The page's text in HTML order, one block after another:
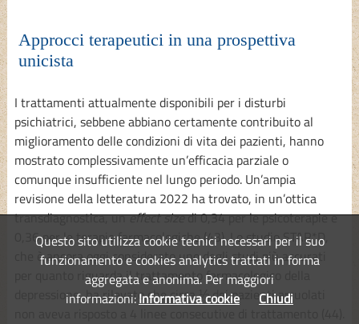
Approcci terapeutici in una prospettiva
unicista
I trattamenti attualmente disponibili per i disturbi
psichiatrici, sebbene abbiano certamente contribuito al
miglioramento delle condizioni di vita dei pazienti, hanno
mostrato complessivamente un’efficacia parziale o
comunque insufficiente nel lungo periodo. Un’ampia
revisione della letteratura 2022 ha trovato, in un’ottica
transdiagnostica, uneffect sizedi 0,34 per le psicoterapie e
0,36 per le terapie farmacologiche (43). Lo studio STAR*D,
che è ancora oggi considerato uno degli studi più accurati
per quanto riguarda il trattamento farmacologico della
depressione, ha rilevato che circa ⅓ dei pazienti arruolati
Questo sito utilizza cookie tecnici necessari per il suo
funzionamento e cookies analytics trattati in forma
aggregata e anonima. Per maggiori
informazioni:Informativa cookie Chiudi